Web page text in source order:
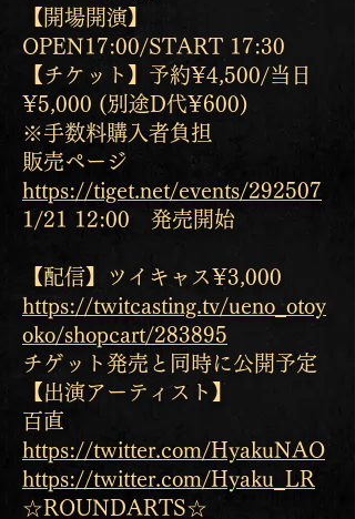
【開場開演】
OPEN17:00/START 17:30
【チケット】予約¥4,500/当日
¥5,000 (別途D代¥600)
※手数料購入者負担
販売ページ
https://tiget.net/events/292507
1/21 12:00 発売開始
【配信】ツイキャス¥3,000
https://twitcasting.tv/ueno_otoy
oko/shopcart/283895
チゲット発売と同時に公開予定
【出演アーティスト】
百直
https://twitter.com/HyakuNAO
https://twitter.com/Hyaku_LR
☆ROUNDARTS☆